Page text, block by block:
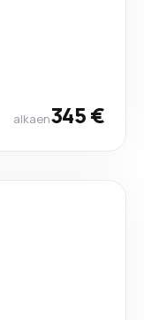
alkaen345 €